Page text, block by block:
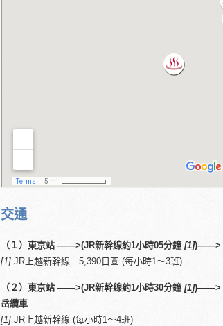
交通
（１）東京站 ——>(JR新幹線約1小時05分鐘 [1])——>
[1] JR上越新幹線 5,390日圓 (每小時1～3班)
（２）東京站 ——>(JR新幹線約1小時30分鐘 [1])——>
岳纜車
[1] JR上越新幹線 (每小時1～4班)